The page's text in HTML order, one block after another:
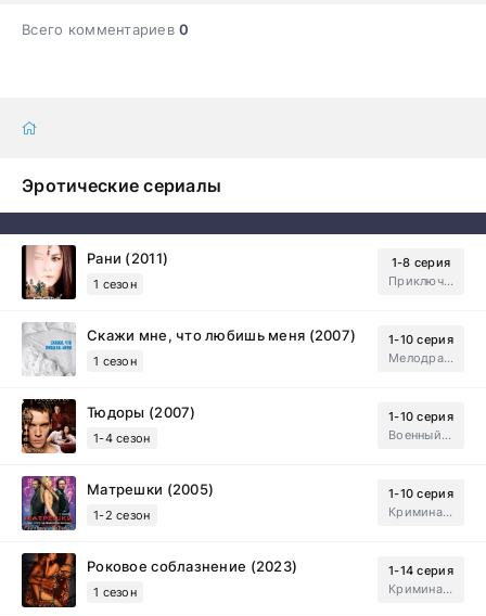
Всего комментариев0
Эротические сериалы
Рани (2011)
1 сезон
1-8 серия
Приключения, Зарубежный, Мелодрама
Скажи мне, что любишь меня (2007)
1 сезон
1-10 серия
Мелодрама, Драма
Тюдоры (2007)
1-4 сезон
1-10 серия
Военный, Исторический, Зарубежный, Мелодрама, Драма
Матрешки (2005)
1-2 сезон
1-10 серия
Криминал, Драма
Роковое соблазнение (2023)
1 сезон
1-14 серия
Криминал, Мистический, Триллер, Драма